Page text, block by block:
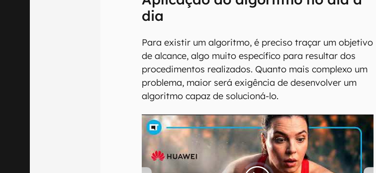
dia
Para existir um algoritmo, é preciso traçar um objetivo
de alcance, algo muito específico para resultar dos
procedimentos realizados. Quanto mais complexo um
problema, maior será exigência de desenvolver um
algoritmo capaz de solucioná-lo.